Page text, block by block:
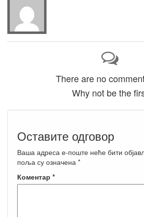
There are no
Why not be the
Оставите одговор
Ваша адреса е-поште неће бити
поља су означена *
Коментар *